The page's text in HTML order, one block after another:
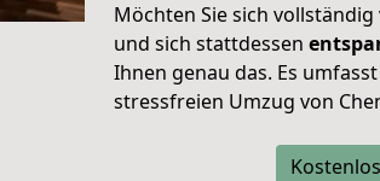
Möchten Sie sich
und sich stattdessen
Ihnen genau das. Es
stressfreien Umzug von